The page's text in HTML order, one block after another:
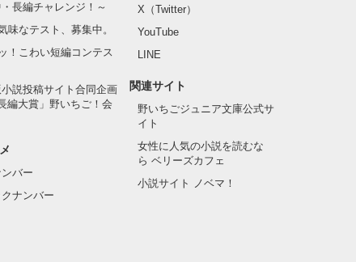
長編チャレンジ！～
味なテスト、募集中。
！こわい短編コンテス
説投稿サイト合同企画
編大賞」野いちご！会
バー
ナンバー
X（Twitter）
YouTube
LINE
関連サイト
野いちごジュニア文庫公式サ
イト
女性に人気の小説を読むな
ら ベリーズカフェ
小説サイト ノベマ！